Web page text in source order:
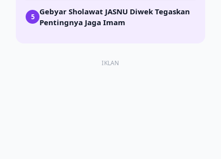
5
Gebyar Sholawat JASNU Diwek Tegaskan
Pentingnya Jaga Imam
IKLAN